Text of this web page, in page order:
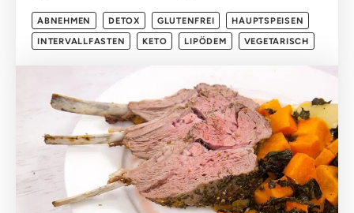
ABNEHMEN DETOX GLUTENFREI
HAUPTSPEISEN
INTERVALLFASTEN
KETO LIPÖDEM VEGETARISCH